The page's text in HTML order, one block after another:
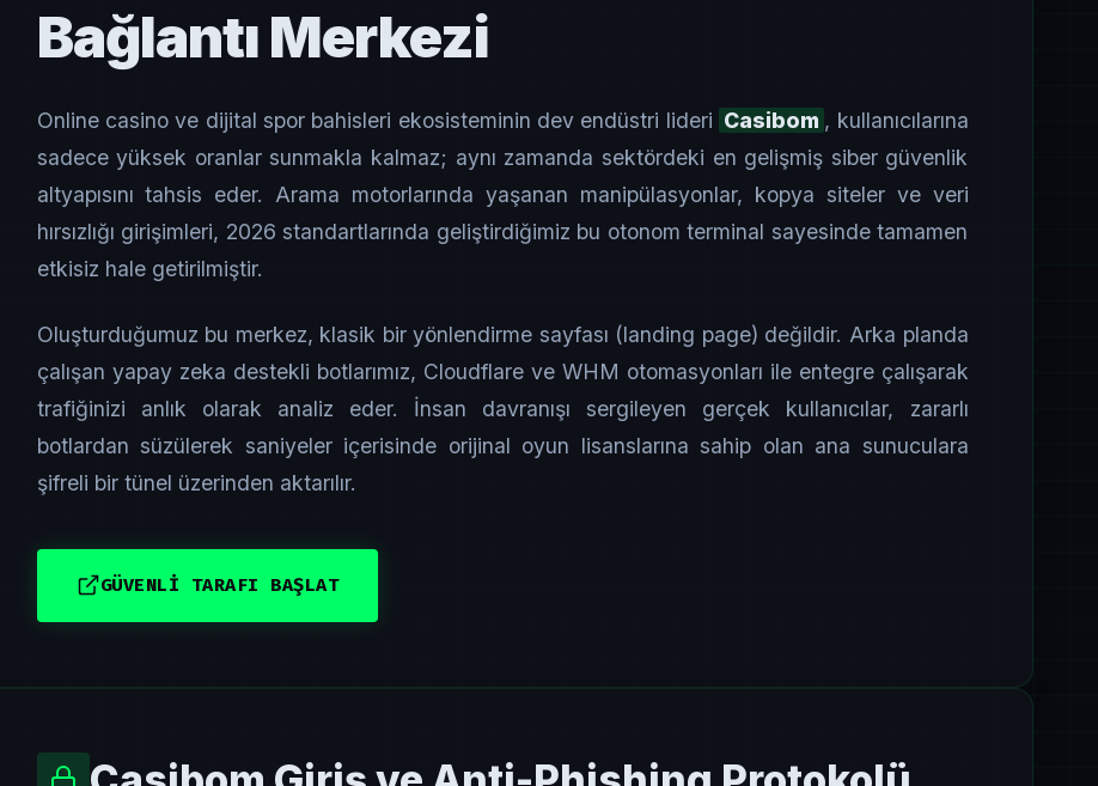
Bağlantı Merkezi
Online casino ve dijital spor bahisleri ekosisteminin dev endüstri lideri Casibom , kullanıcılarına
sadece yüksek oranlar sunmakla kalmaz; aynı zamanda sektördeki en gelişmiş siber güvenlik
altyapısını tahsis eder. Arama motorlarında yaşanan manipülasyonlar, kopya siteler ve veri
hırsızlığı girişimleri, 2026 standartlarında geliştirdiğimiz bu otonom terminal sayesinde tamamen
etkisiz hale getirilmiştir.
Oluşturduğumuz bu merkez, klasik bir yönlendirme sayfası (landing page) değildir. Arka planda
çalışan yapay zeka destekli botlarımız, Cloudflare ve WHM otomasyonları ile entegre çalışarak
trafiğinizi anlık olarak analiz eder. İnsan davranışı sergileyen gerçek kullanıcılar, zararlı
botlardan süzülerek saniyeler içerisinde orijinal oyun lisanslarına sahip olan ana sunuculara
şifreli bir tünel üzerinden aktarılır.
GÜVENLİ TARAFI BAŞLAT